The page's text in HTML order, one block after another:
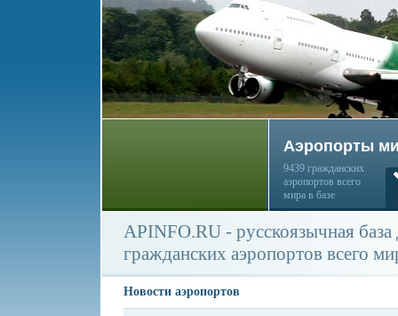
Аэропорты
9439 гражданских
аэропортов всего
мира в базе
APINFO.RU - русскоязычная
гражданских аэропортов всего
Новости аэропортов